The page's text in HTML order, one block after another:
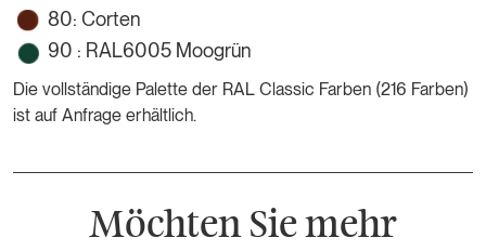
80: Corten
90 : RAL6005 Moogrün
Die vollständige Palette der RAL Classic Farben (216 Farben)
ist auf Anfrage erhältlich.
Möchten Sie mehr